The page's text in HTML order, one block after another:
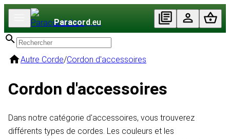
Paracord.eu
Autre Corde/Cordon d'accessoires
Cordon d'accessoires
Dans notre catégorie d'accessoires, vous trouverez
différents types de cordes. Les couleurs et les